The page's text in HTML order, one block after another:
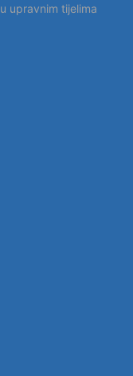
u upravnim tijelima